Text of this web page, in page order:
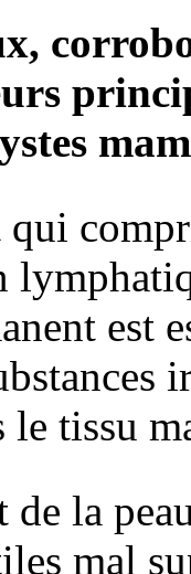
qui
est
le tissu
la
mal